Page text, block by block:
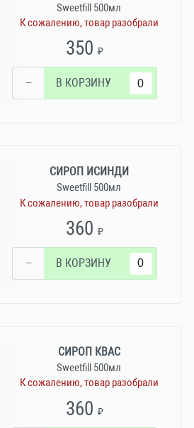
Sweetfill 500мл
К сожалению, товар разобрали
350₽
− В КОРЗИНУ
СИРОП ИСИНДИ
Sweetfill 500мл
К сожалению, товар разобрали
360₽
− В КОРЗИНУ
СИРОП КВАС
Sweetfill 500мл
К сожалению, товар разобрали
360₽